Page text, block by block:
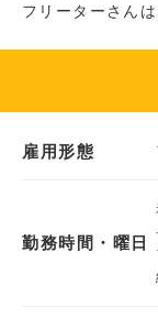
フリーターさん
雇用形態
勤務時間・曜日